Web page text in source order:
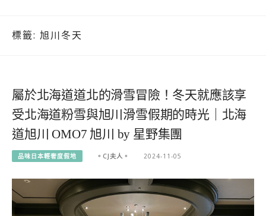
標籤: 旭川冬天
屬於北海道道北的滑雪冒險！冬天就應該享
受北海道粉雪與旭川滑雪假期的時光｜北海
道旭川 OMO7 旭川 by 星野集團
品味日本輕奢度假地 。CJ夫人。 2024-11-05